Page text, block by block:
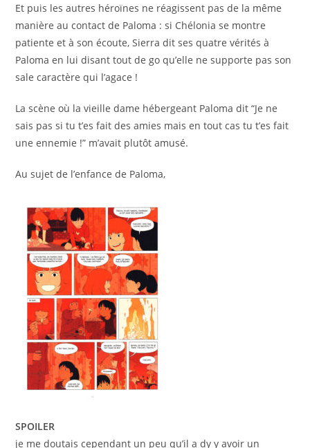
Et puis les autres héroïnes ne réagissent pas de la même
manière au contact de Paloma : si Chélonia se montre
patiente et à son écoute, Sierra dit ses quatre vérités à
Paloma en lui disant tout de go qu’elle ne supporte pas son
sale caractère qui l’agace !
La scène où la vieille dame hébergeant Paloma dit “Je ne
sais pas si tu t’es fait des amies mais en tout cas tu t’es fait
une ennemie !” m’avait plutôt amusé.
Au sujet de l’enfance de Paloma,
SPOILER
je me doutais cependant un peu qu’il a dy y avoir un